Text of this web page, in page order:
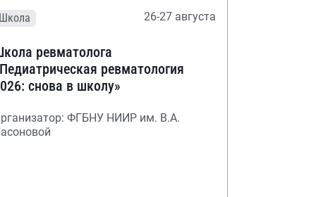
Школа 26-27 августа
ревматолога
ревматология
снова в школу»
ФГБНУ НИИР им. В.А.